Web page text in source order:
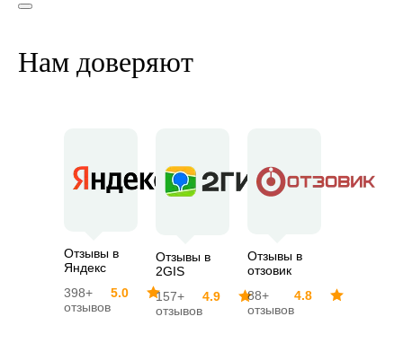
Нам доверяют
Отзывы в
Яндекс
398+
отзывов
5.0
Отзывы в
2GIS
157+
отзывов
4.9
Отзывы в
отзовик
88+
отзывов
4.8